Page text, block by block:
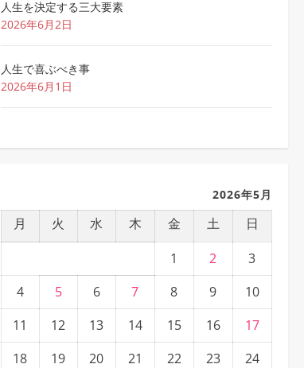
人生を決定する三大要素
2026年6月2日
人生で喜ぶべき事
2026年6月1日
2026年5月
月 火 水 木 金 土
日
1
2
3
4
5 6 7 8 9
10
11
12 13 14 15 16
17
18
19 20 21 22 23
24